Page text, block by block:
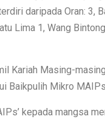
daripada Oran: 3,
Lima 1, Wang
Kariah Masing-
Baikpulih Mikro
kepada mangsa